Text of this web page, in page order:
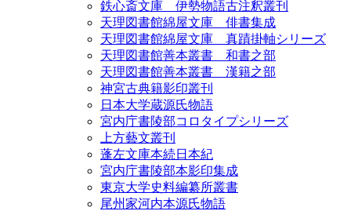
鉄心斎文庫 伊勢物語古注釈叢刊
天理図書館綿屋文庫 俳書集成
天理図書館綿屋文庫 真蹟掛軸シリーズ
天理図書館善本叢書 和書之部
天理図書館善本叢書 漢籍之部
神宮古典籍影印叢刊
日本大学蔵源氏物語
宮内庁書陵部コロタイプシリーズ
上方藝文叢刊
蓬左文庫本続日本紀
宮内庁書陵部本影印集成
東京大学史料編纂所叢書
尾州家河内本源氏物語